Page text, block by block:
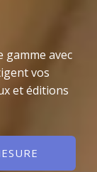
gamme avec
vos
et éditions